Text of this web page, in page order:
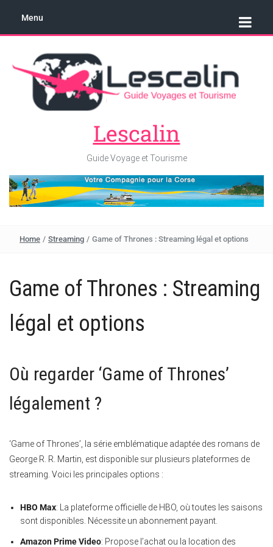
Menu
Lescalin
Guide Voyage et Tourisme
Home / Streaming / Game of Thrones : Streaming légal et options
Game of Thrones : Streaming
légal et options
Où regarder ‘Game of Thrones’
légalement ?
‘Game of Thrones’, la série emblématique adaptée des romans de
George R. R. Martin, est disponible sur plusieurs plateformes de
streaming. Voici les principales options :
HBO Max: La plateforme officielle de HBO, où toutes les saisons
sont disponibles. Nécessite un abonnement payant.
Amazon Prime Video: Propose l’achat ou la location des